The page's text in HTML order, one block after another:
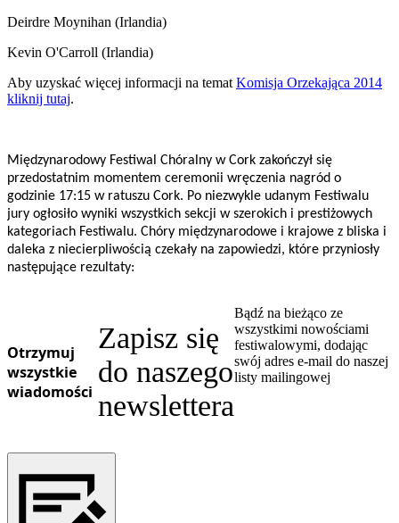
Deirdre Moynihan (Irlandia)
Kevin O'Carroll (Irlandia)
Aby uzyskać więcej informacji na temat Komisja Orzekająca 2014
kliknij tutaj.
Międzynarodowy Festiwal Chóralny w Cork zakończył się
przedostatnim momentem ceremonii wręczenia nagród o
godzinie 17:15 w ratuszu Cork. Po niezwykle udanym Festiwalu
jury ogłosiło wyniki wszystkich sekcji w szerokich i prestiżowych
kategoriach Festiwalu. Chóry międzynarodowe i krajowe z bliska i
daleka z niecierpliwością czekały na zapowiedzi, które przyniosły
następujące rezultaty:
Otrzymuj
wszystkie
wiadomości
Zapisz się
do naszego
newslettera
Bądź na bieżąco ze
wszystkimi nowościami
festiwalowymi, dodając
swój adres e-mail do naszej
listy mailingowej